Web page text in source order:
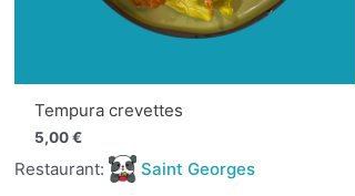
Tempura crevettes
5,00€
Restaurant: Saint Georges